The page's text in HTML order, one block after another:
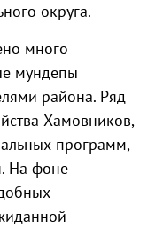
округа.
много
мундепы
района. Ряд
Хамовников,
программ,
На фоне